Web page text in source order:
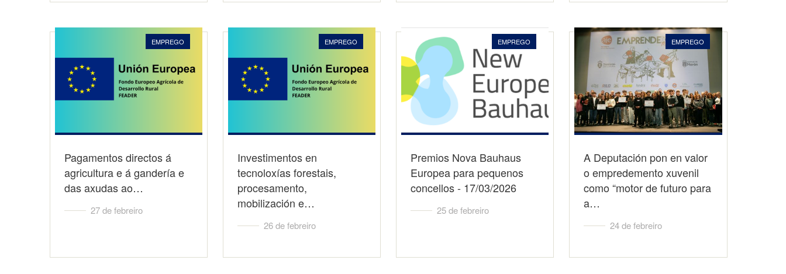
EMPREGO
Pagamentos directos á
agricultura e á gandería e
das axudas ao…
27 de febreiro
EMPREGO
Investimentos en
tecnoloxías forestais,
procesamento,
mobilización e…
26 de febreiro
EMPREGO
Premios Nova Bauhaus
Europea para pequenos
concellos - 17/03/2026
25 de febreiro
EMPREGO
A Deputación pon en valor
o empredemento xuvenil
como “motor de futuro para
a…
24 de febreiro